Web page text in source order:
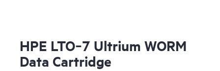
HPE LTO‑7 Ultrium WORM
Data Cartridge